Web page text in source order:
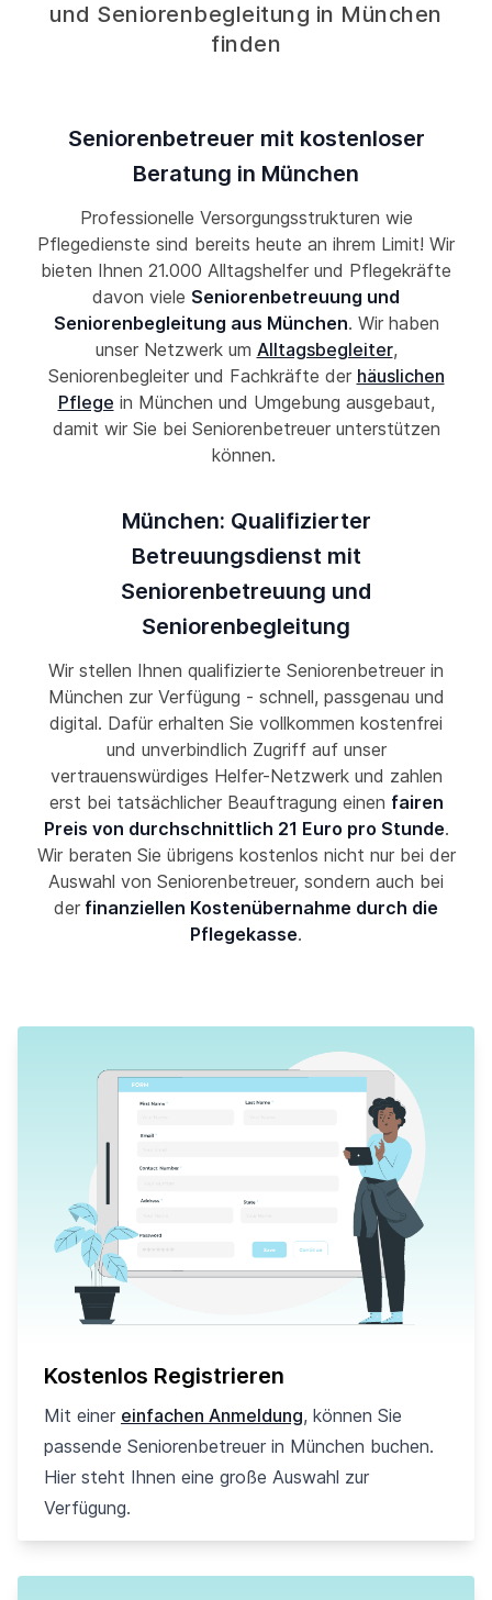
und Seniorenbegleitung in München
finden
Seniorenbetreuer mit kostenloser
Beratung in München
Professionelle Versorgungsstrukturen wie
Pflegedienste sind bereits heute an ihrem Limit! Wir
bieten Ihnen 21.000 Alltagshelfer und Pflegekräfte
davon viele Seniorenbetreuung und
Seniorenbegleitung aus München. Wir haben
unser Netzwerk um Alltagsbegleiter,
Seniorenbegleiter und Fachkräfte der häuslichen
Pflege in München und Umgebung ausgebaut,
damit wir Sie bei Seniorenbetreuer unterstützen
können.
München: Qualifizierter
Betreuungsdienst mit
Seniorenbetreuung und
Seniorenbegleitung
Wir stellen Ihnen qualifizierte Seniorenbetreuer in
München zur Verfügung - schnell, passgenau und
digital. Dafür erhalten Sie vollkommen kostenfrei
und unverbindlich Zugriff auf unser
vertrauenswürdiges Helfer-Netzwerk und zahlen
erst bei tatsächlicher Beauftragung einen fairen
Preis von durchschnittlich 21 Euro pro Stunde.
Wir beraten Sie übrigens kostenlos nicht nur bei der
Auswahl von Seniorenbetreuer, sondern auch bei
der finanziellen Kostenübernahme durch die
Pflegekasse.
Kostenlos Registrieren
Mit einer einfachen Anmeldung, können Sie
passende Seniorenbetreuer in München buchen.
Hier steht Ihnen eine große Auswahl zur
Verfügung.